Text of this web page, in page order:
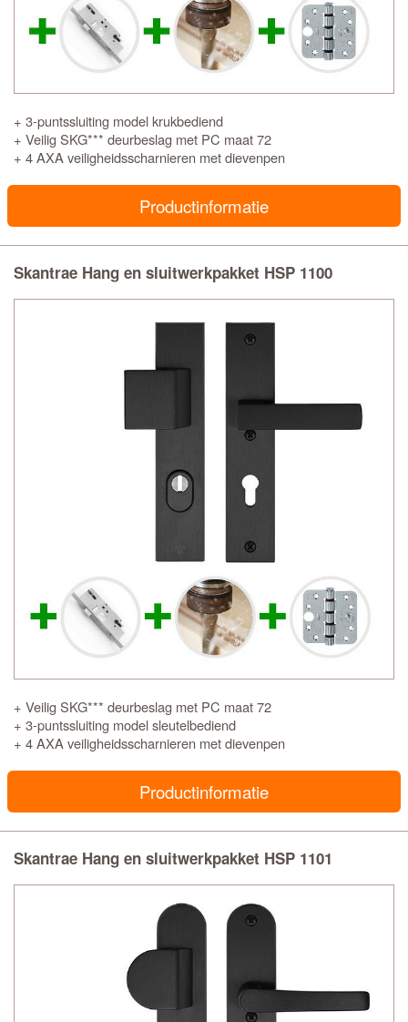
+ 3-puntssluiting model krukbediend
+ Veilig SKG*** deurbeslag met PC maat 72
+ 4 AXA veiligheidsscharnieren met dievenpen
Productinformatie
Skantrae Hang en sluitwerkpakket HSP 1100
+ Veilig SKG*** deurbeslag met PC maat 72
+ 3-puntssluiting model sleutelbediend
+ 4 AXA veiligheidsscharnieren met dievenpen
Productinformatie
Skantrae Hang en sluitwerkpakket HSP 1101